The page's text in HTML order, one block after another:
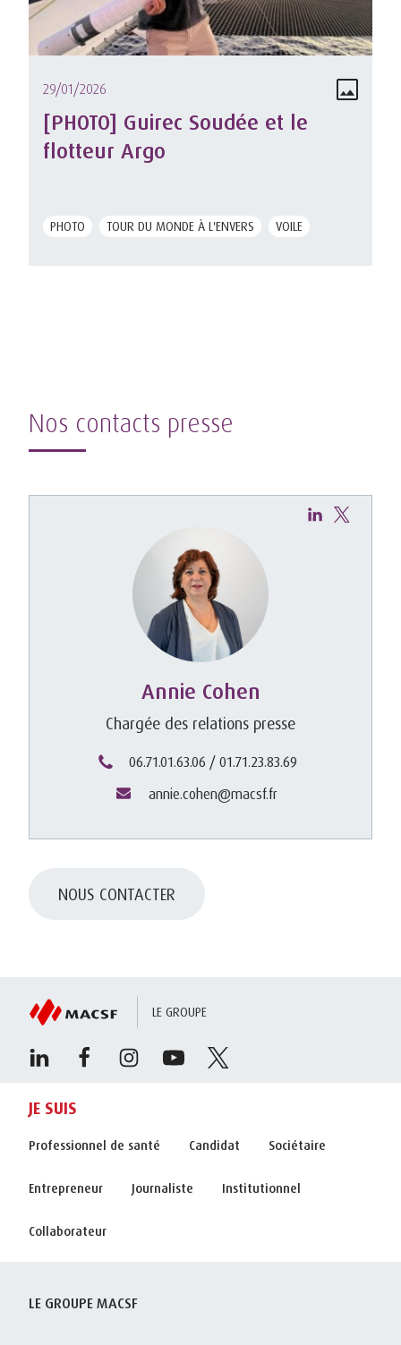
29/01/2026
[PHOTO] Guirec Soudée et le
flotteur Argo
PHOTO TOUR DU MONDE À L'ENVERS VOILE
Nos contacts presse
Annie Cohen
Chargée des relations presse
06.71.01.63.06 / 01.71.23.83.69
annie.cohen@macsf.fr
NOUS CONTACTER
LE GROUPE
JE SUIS
Professionnel de santé Candidat Sociétaire
Entrepreneur Journaliste Institutionnel
Collaborateur
LE GROUPE MACSF